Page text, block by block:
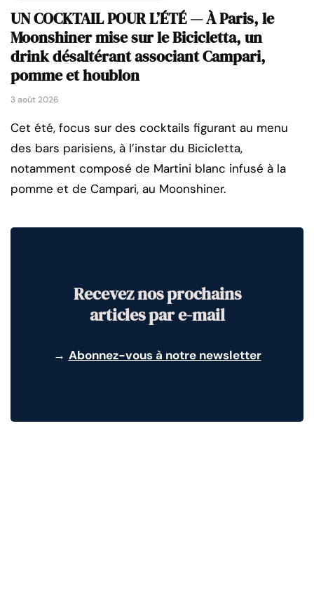
UN COCKTAIL POUR L’ÉTÉ — À Paris, le
Moonshiner mise sur le Bicicletta, un
drink désaltérant associant Campari,
pomme et houblon
3 août 2026
Cet été, focus sur des cocktails figurant au menu
des bars parisiens, à l’instar du Bicicletta,
notamment composé de Martini blanc infusé à la
pomme et de Campari, au Moonshiner.
Recevez nos prochains
articles par e-mail
→ Abonnez-vous à notre newsletter